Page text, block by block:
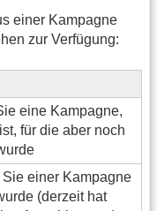
einer Kampagne
zur Verfügung:
eine Kampagne,
für die aber noch
einer Kampagne
(derzeit hat